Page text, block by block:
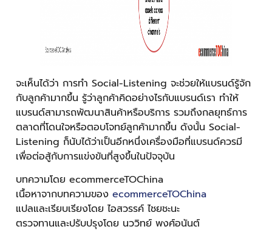
จะเห็นได้ว่า การทำ Social-Listening จะช่วยให้แบรนด์รู้จัก
กับลูกค้ามากขึ้น รู้ว่าลูกค้าคิดอย่างไรกับแบรนด์เรา ทำให้
แบรนด์สามารถพัฒนาสินค้าหรือบริการ รวมถึงกลยุทธ์การ
ตลาดที่โดนใจหรือตอบโจทย์ลูกค้ามากขึ้น ดังนั้น Social-
Listening ก็นับได้ว่าเป็นอีกหนึ่งเครื่องมือที่แบรนด์ควรมี
เพื่อต่อสู้กับการแข่งขันที่สูงขึ้นในปัจจุบัน
บทความโดย ecommerceTOChina
เนื้อหาจากบทความของ ecommerceTOChina
แปลและเรียบเรียงโดย ไอสวรรค์ ไชยชะนะ
ตรวจทานและปรับปรุงโดย นววิทย์ พงศ์อนันต์